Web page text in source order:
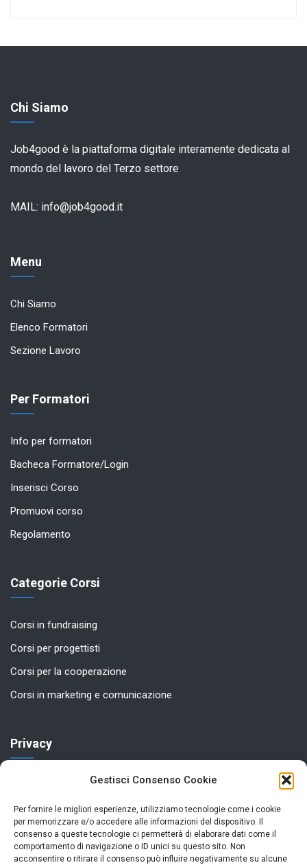
Gestisci Consenso Cookie
Per fornire le migliori esperienze, utilizziamo tecnologie come i cookie
per memorizzare e/o accedere alle informazioni del dispositivo. Il
consenso a queste tecnologie ci permetterà di elaborare dati come il
comportamento di navigazione o ID unici su questo sito. Non
acconsentire o ritirare il consenso può influire negativamente su alcune
Chi Siamo
Job4good è la piattaforma digitale interamente dedicata al
mondo del lavoro del Terzo settore
MAIL: info@job4good.it
Menu
Chi Siamo
Elenco Formatori
Sezione Lavoro
Per Formatori
Info per formatori
Bacheca Formatore/Login
Inserisci Corso
Promuovi corso
Regolamento
Categorie Corsi
Corsi in fundraising
Corsi per progettisti
Corsi per la cooperazione
Corsi in marketing e comunicazione
Privacy
Cookie Policy (UE)
Termini e Condizioni